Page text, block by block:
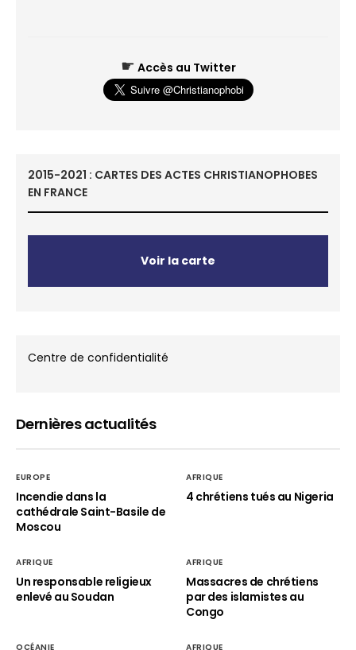
☛ Accès au Twitter
2015-2021 : CARTES DES ACTES CHRISTIANOPHOBES
EN FRANCE
Voir la carte
Centre de confidentialité
Dernières actualités
EUROPE
Incendie dans la
cathédrale Saint-Basile de
Moscou
AFRIQUE
4 chrétiens tués au Nigeria
AFRIQUE
Un responsable religieux
enlevé au Soudan
AFRIQUE
Massacres de chrétiens
par des islamistes au
Congo
OCÉANIE AFRIQUE